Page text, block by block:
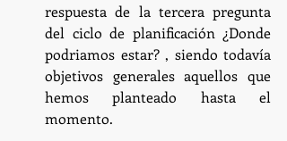
respuesta de la tercera pregunta
del ciclo de planificación ¿Donde
podriamos estar? , siendo todavía
objetivos generales aquellos que
hemos planteado hasta el
momento.